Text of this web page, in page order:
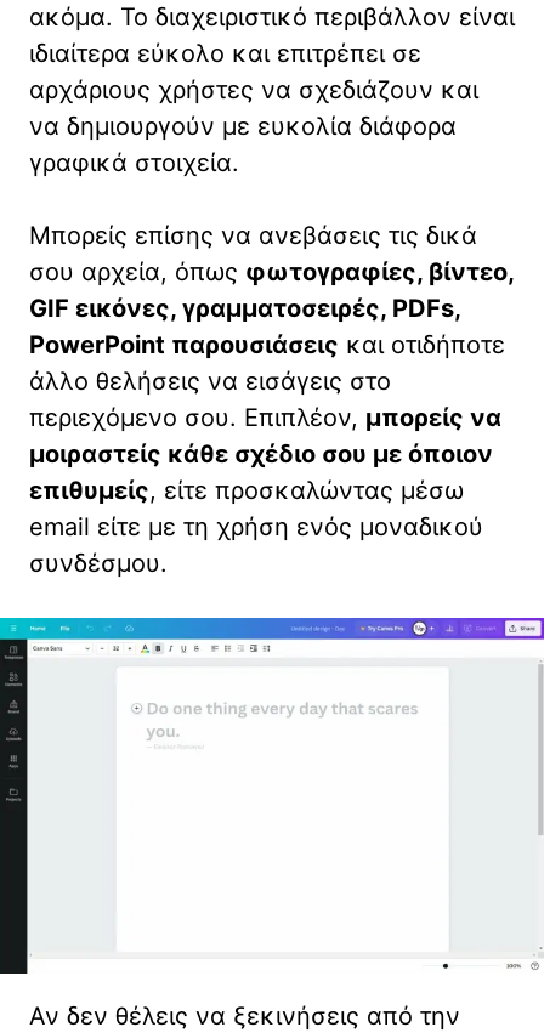
ακόμα. Το διαχειριστικό περιβάλλον είναι
ιδιαίτερα εύκολο και επιτρέπει σε
αρχάριους χρήστες να σχεδιάζουν και
να δημιουργούν με ευκολία διάφορα
γραφικά στοιχεία.
Μπορείς επίσης να ανεβάσεις τις δικά
σου αρχεία, όπως φωτογραφίες, βίντεο,
GIF εικόνες, γραμματοσειρές, PDFs,
PowerPoint παρουσιάσεις και οτιδήποτε
άλλο θελήσεις να εισάγεις στο
περιεχόμενο σου. Επιπλέον, μπορείς να
μοιραστείς κάθε σχέδιο σου με όποιον
επιθυμείς, είτε προσκαλώντας μέσω
email είτε με τη χρήση ενός μοναδικού
συνδέσμου.
Αν δεν θέλεις να ξεκινήσεις από την